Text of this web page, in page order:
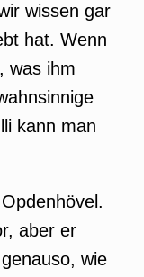
wissen gar
hat. Wenn
was ihm
kann man
aber er
wie